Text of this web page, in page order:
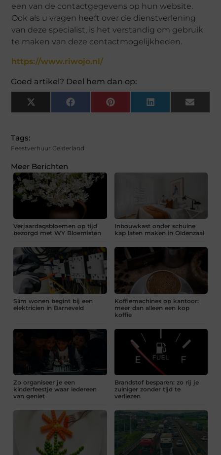
een van de contactgegevens op hun website.
Ook als u vragen heeft over de dienstverlening
van deze specialist, is het verstandig om gebruik
te maken van deze contactmogelijkheden.
https://www.riwojo.nl/
Goed artikel? Deel hem dan op:
X
(Twitter)
Facebook Pinterest LinkedIn Email
Tags:
Feestverhuur Gelderland
Meer Berichten
Verjaardagsbloemen op tijd
bezorgd met WY Bloemisten
Inbouwkast onder schuine
kap laten maken in Oldenzaal
Slim wonen begint bij een
elektricien in Barneveld
Koffiemachines op kantoor:
meer dan alleen een kop
koffie
Zo organiseer je een
kinderfeestje waar iedereen
van geniet
Brandstof besparen: zo rij je
zuiniger zonder tijd te
verliezen